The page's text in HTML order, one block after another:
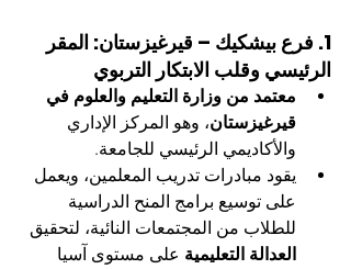
1. فرع بيشكيك – قيرغيزستان: المقر
الرئيسي وقلب الابتكار التربوي
معتمد من وزارة التعليم والعلوم في
قيرغيزستان، وهو المركز الإداري
والأكاديمي الرئيسي للجامعة.
يقود مبادرات تدريب المعلمين، ويعمل
على توسيع برامج المنح الدراسية
للطلاب من المجتمعات النائية، لتحقيق
العدالة التعليمية على مستوى آسيا